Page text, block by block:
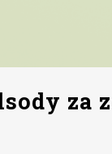
za